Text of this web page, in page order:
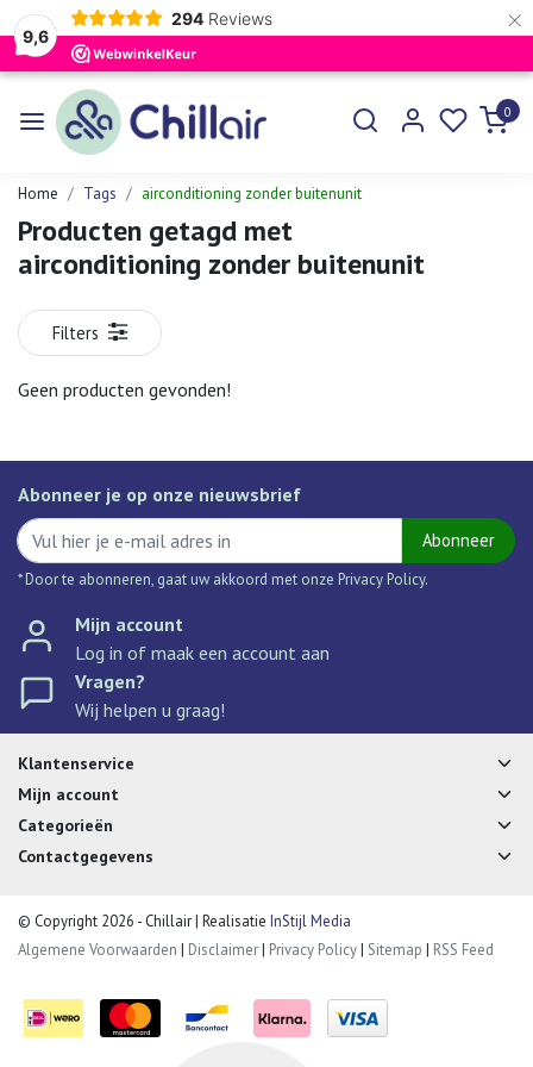
9,6
294 Reviews ×
0
Home Tags airconditioning zonder buitenunit
Producten getagd met
airconditioning zonder buitenunit
Filters
Geen producten gevonden!
Abonneer je op onze nieuwsbrief
Abonneer
* Door te abonneren, gaat uw akkoord met onze Privacy Policy.
Mijn account
Log in of maak een account aan
Vragen?
Wij helpen u graag!
Klantenservice
Mijn account
Categorieën
Contactgegevens
© Copyright 2026 - Chillair | Realisatie InStijl Media
Algemene Voorwaarden | Disclaimer| Privacy Policy| Sitemap | RSS Feed